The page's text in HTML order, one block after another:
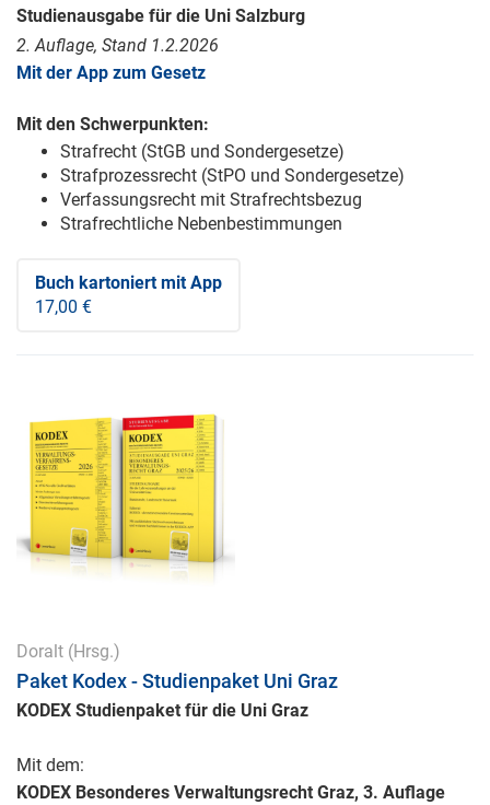
Studienausgabe für die Uni Salzburg
2. Auflage, Stand 1.2.2026
Mit der App zum Gesetz
Mit den Schwerpunkten:
Strafrecht (StGB und Sondergesetze)
Strafprozessrecht (StPO und Sondergesetze)
Verfassungsrecht mit Strafrechtsbezug
Strafrechtliche Nebenbestimmungen
Buch kartoniertmit App
17,00 €
Doralt (Hrsg.)
Paket Kodex - Studienpaket Uni Graz
KODEX Studienpaket für die Uni Graz
Mit dem:
KODEX Besonderes Verwaltungsrecht Graz, 3. Auflage